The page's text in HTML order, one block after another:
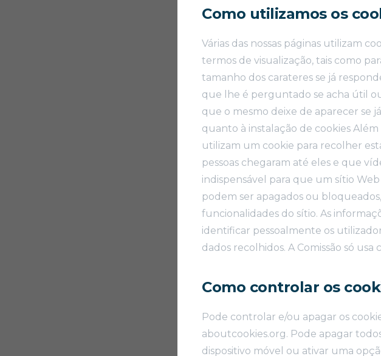
Como utilizamos os
Várias das nossas páginas utilizam
termos de visualização, tais como
tamanho dos carateres se já
que lhe é perguntado se acha útil
que o mesmo deixe de aparecer se
quanto à instalação de cookies Além
utilizam um cookie para recolher
pessoas chegaram até eles e que
indispensável para que um sítio
podem ser apagados ou
funcionalidades do sítio. As
identificar pessoalmente os
dados recolhidos. A Comissão só usa
Como controlar os
Pode controlar e/ou apagar os
aboutcookies.org. Pode apagar
dispositivo móvel ou ativar uma